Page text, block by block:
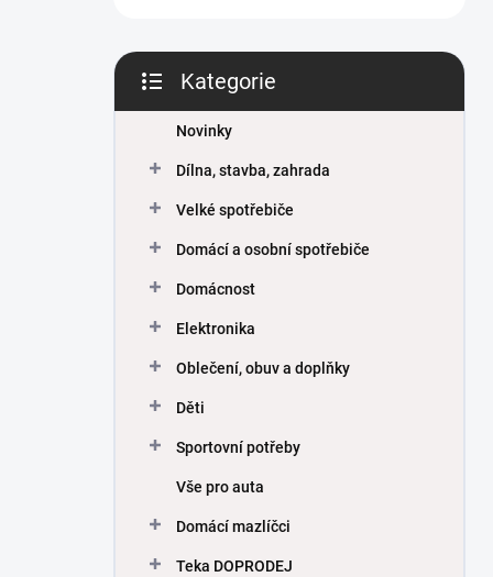
kategorie
Kategorie
Novinky
Dílna, stavba, zahrada
Velké spotřebiče
Domácí a osobní spotřebiče
Domácnost
Elektronika
Oblečení, obuv a doplňky
Děti
Sportovní potřeby
Vše pro auta
Domácí mazlíčci
Teka DOPRODEJ